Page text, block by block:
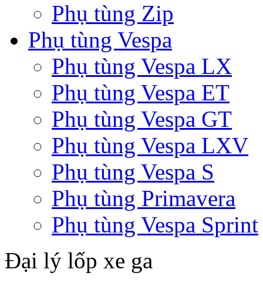
Phụ tùng Zip
Phụ tùng Vespa
Phụ tùng Vespa LX
Phụ tùng Vespa ET
Phụ tùng Vespa GT
Phụ tùng Vespa LXV
Phụ tùng Vespa S
Phụ tùng Primavera
Phụ tùng Vespa Sprint
Đại lý lốp xe ga